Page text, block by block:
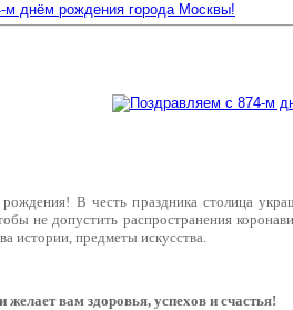
м днём рождения города Москвы!
В честь праздника столица
не допустить распространения
истории, предметы искусства.
вам здоровья, успехов и счастья!